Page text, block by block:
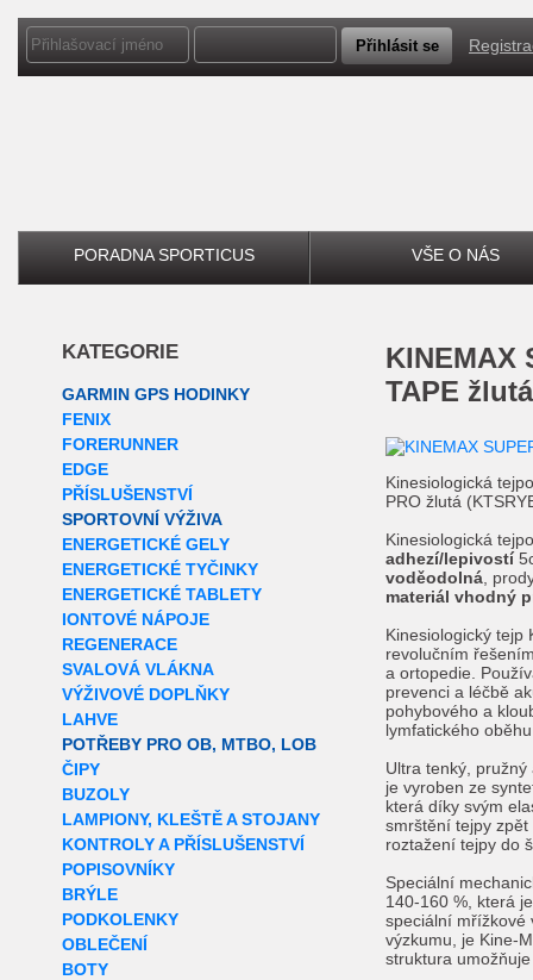
PORADNA SPORTICUS VŠE O NÁS
KATEGORIE
GARMIN GPS HODINKY
FENIX
FORERUNNER
EDGE
PŘÍSLUŠENSTVÍ
SPORTOVNÍ VÝŽIVA
ENERGETICKÉ GELY
ENERGETICKÉ TYČINKY
ENERGETICKÉ TABLETY
IONTOVÉ NÁPOJE
REGENERACE
SVALOVÁ VLÁKNA
VÝŽIVOVÉ DOPLŇKY
LAHVE
POTŘEBY PRO OB, MTBO, LOB
ČIPY
BUZOLY
LAMPIONY, KLEŠTĚ A STOJANY
KONTROLY A PŘÍSLUŠENSTVÍ
POPISOVNÍKY
BRÝLE
PODKOLENKY
OBLEČENÍ
BOTY
KINEMAX SUPERPRO RAYON
TAPE
Kinesiologická
PRO žlutá
Kinesiologická
adhezí/lepivostí
voděodolná ,
materiál vhodný
Kinesiologický tejp
revolučním
a ortopedie.
prevenci a léčbě
pohybového a
lymfatického
Ultra tenký, pružný
je vyroben ze
která díky svým
smrštění tejpy
roztažení tejpy do
Speciální
140-160 %, která
speciální mřížkové
výzkumu, je Kine-
struktura